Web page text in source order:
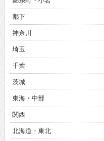
都下
神奈川
埼玉
千葉
茨城
東海・中部
関西
北海道・東北